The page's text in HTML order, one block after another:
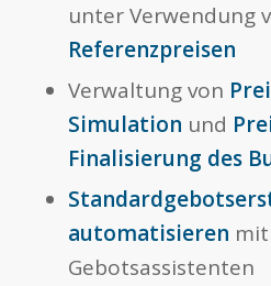
unter Verwendung
Referenzpreisen
Verwaltung von
Simulation und
Finalisierung des
automatisieren mit
Gebotsassistenten